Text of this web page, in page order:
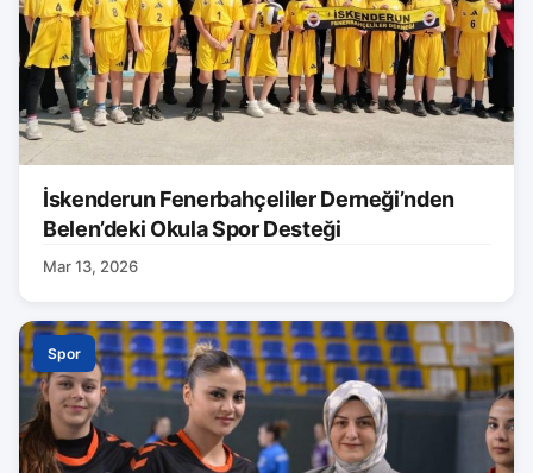
İskenderun Fenerbahçeliler Derneği’nden
Belen’deki Okula Spor Desteği
Mar 13, 2026
Spor